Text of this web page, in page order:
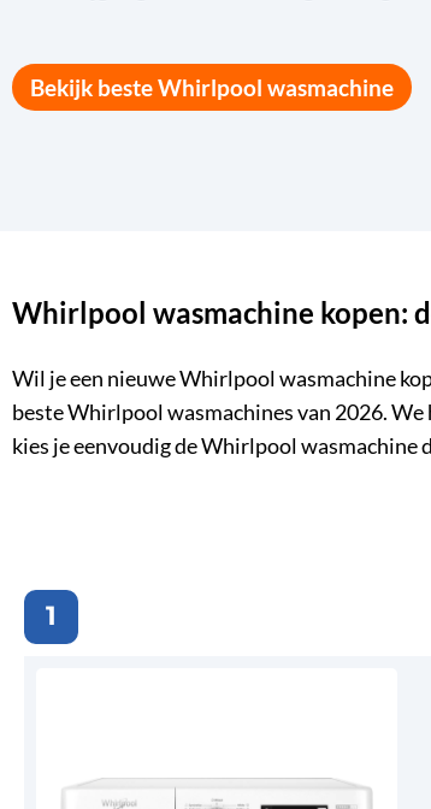
Bekijk beste Whirlpool wasmachine
Whirlpool wasmachine kopen:
Wil je een nieuwe Whirlpool wasmachine
beste Whirlpool wasmachines van 2026.
kies je eenvoudig de Whirlpool wasmachine
1